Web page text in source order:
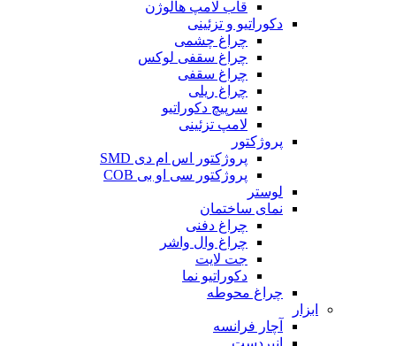
قاب لامپ هالوژن
دکوراتیو و تزئینی
چراغ چشمی
چراغ سقفی لوکس
چراغ سقفی
چراغ ریلی
سرپیچ دکوراتیو
لامپ تزئینی
پروژکتور
پروژکتور اس ام دی SMD
پروژکتور سی او بی COB
لوستر
نمای ساختمان
چراغ دفنی
چراغ وال واشر
جت لایت
دکوراتیو نما
چراغ محوطه
ابزار
آچار فرانسه
انبردست